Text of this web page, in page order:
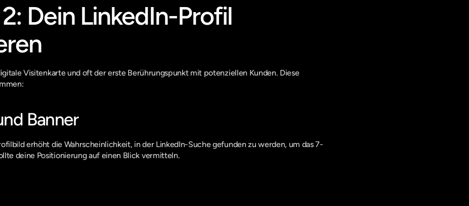
Dein LinkedIn-Profil
Visitenkarte und oft der erste Berührungspunkt mit potenziellen Kunden. Diese
Banner
erhöht die Wahrscheinlichkeit, in der LinkedIn-Suche gefunden zu werden, um das 7-
deine Positionierung auf einen Blick vermitteln.